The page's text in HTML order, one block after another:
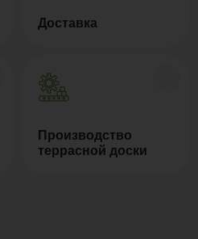
Доставка
Производство
террасной доски